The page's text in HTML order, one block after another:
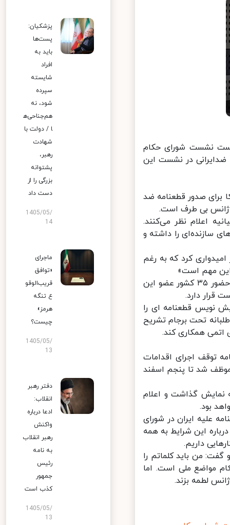
نشست شورای حکام
در نشست این
برای صدور قطعنامه ضد
بی طرف است.
اعلام نظر می‌کنند.
سازنده‌ای را داشته و
کرد که به رغم
مهم است»
نشست فصلی شورای حکام آژانس بین‌المللی انرژی اتمی امروز (دوشنبه) با حضور ۳۵ کشور عضو این
دارد.
نویس قطعنامه ای را
تحت برجام تشریح
همکاری کند.
توقف اجرای اقدامات
بند ۶ این قانون دولت موظف شد تا پنجم اسفند
نمایش گذاشت و اعلام
بود.
علیه ایران در شورای
این شرایط به همه
داریم.
من باید کلماتم را
مواضع ملی است. اما
لطمه بزند.
پزشکیان:
پست‌ها
باید به
افراد
شایسته
سپرده
شود، نه
هم‌جناحی‌ه
ا / دولت با
شهادت
رهبر،
پشتوانه
بزرگی را از
دست داد
1405/05/
14
ماجرای
«توافق
قریب‌الوقو
ع تنگه
هرمز»
چیست؟
1405/05/
13
دفتر رهبر
انقلاب:
ادعا درباره
واکنش
رهبر انقلاب
به نامه
رئیس
جمهور
کذب است
1405/05/
13